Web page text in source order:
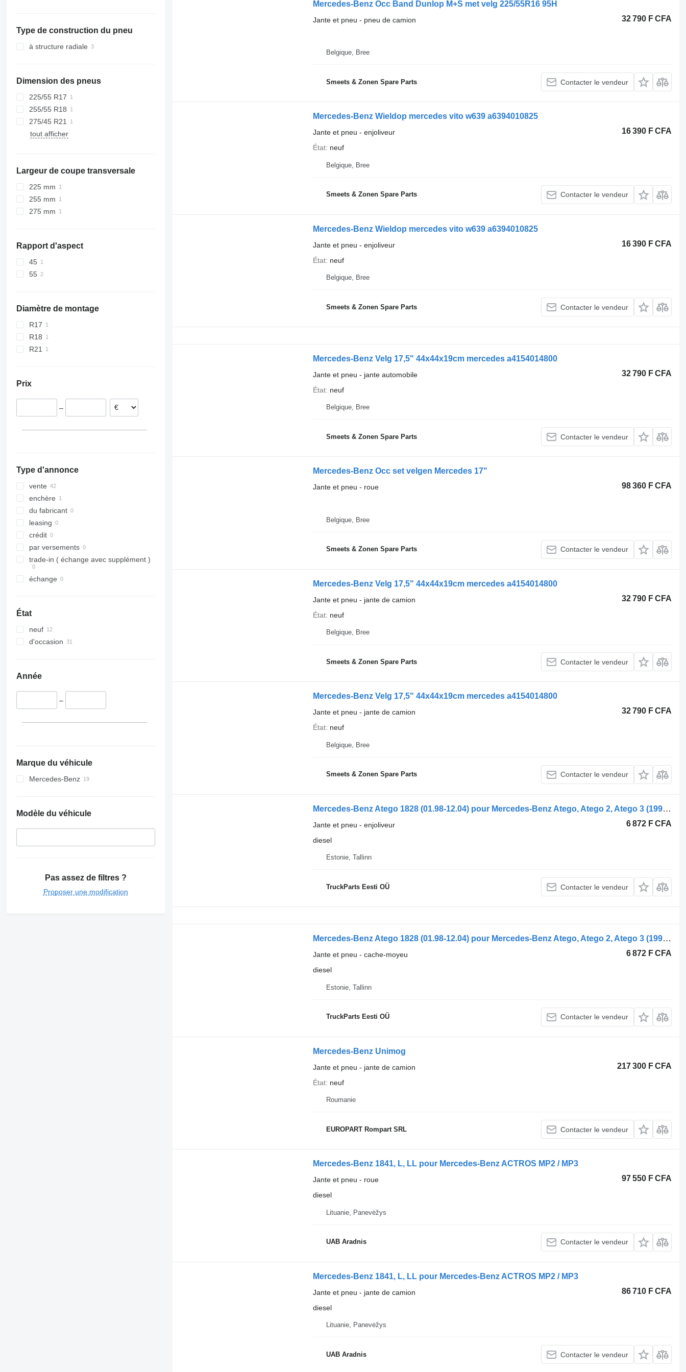
Vito Lituanie
Allemagne
Estonie
France
tout afficher
Type de construction du pneu
à structure radiale
Dimension des pneus
225/55 R17
255/55 R18
275/45 R21
tout afficher
Largeur de coupe transversale
225 mm
255 mm
275 mm
Rapport d'aspect
45
55
Diamètre de montage
R17
R18
R21
Prix
–
Type d'annonce
vente
enchère
du fabricant
leasing
crédit
par versements
trade-in ( échange avec supplément )
échange
État
neuf
d'occasion
Année
–
Marque du véhicule
Mercedes-Benz
Modèle du véhicule
Pas assez de filtres ?
Proposer une modification
Mercedes-Benz Occ Band Dunlop M+S met velg 225/55R16 95H
32 790 F CFA
Jante et pneu - pneu de camion
Belgique, Bree
Smeets & Zonen Spare Parts Contacter le vendeur
Mercedes-Benz Wieldop mercedes vito w639 a6394010825
16 390 F CFA
Jante et pneu - enjoliveur
État neuf
Belgique, Bree
Smeets & Zonen Spare Parts Contacter le vendeur
Mercedes-Benz Wieldop mercedes vito w639 a6394010825
16 390 F CFA
Jante et pneu - enjoliveur
État neuf
Belgique, Bree
Smeets & Zonen Spare Parts Contacter le vendeur
Mercedes-Benz Velg 17,5" 44x44x19cm mercedes a4154014800
32 790 F CFA
Jante et pneu - jante automobile
État neuf
Belgique, Bree
Smeets & Zonen Spare Parts Contacter le vendeur
Mercedes-Benz Occ set velgen Mercedes 17"
98 360 F CFA
Jante et pneu - roue
Belgique, Bree
Smeets & Zonen Spare Parts Contacter le vendeur
Mercedes-Benz Velg 17,5" 44x44x19cm mercedes a4154014800
32 790 F CFA
Jante et pneu - jante de camion
État neuf
Belgique, Bree
Smeets & Zonen Spare Parts Contacter le vendeur
Mercedes-Benz Velg 17,5" 44x44x19cm mercedes a4154014800
32 790 F CFA
Jante et pneu - jante de camion
État neuf
Belgique, Bree
Smeets & Zonen Spare Parts Contacter le vendeur
Mercedes-Benz Atego 1828 (01.98-12.04) pour Mercedes-Benz Atego, Atego 2, Atego 3 (1996-)
6 872 F CFA
Jante et pneu - enjoliveur
diesel
Estonie, Tallinn
TruckParts Eesti OÜ Contacter le vendeur
Mercedes-Benz Atego 1828 (01.98-12.04) pour Mercedes-Benz Atego, Atego 2, Atego 3 (1996-)
6 872 F CFA
Jante et pneu - cache-moyeu
diesel
Estonie, Tallinn
TruckParts Eesti OÜ Contacter le vendeur
Mercedes-Benz Unimog
217 300 F CFA
Jante et pneu - jante de camion
État neuf
Roumanie
EUROPART Rompart SRL Contacter le vendeur
Mercedes-Benz 1841, L, LL pour Mercedes-Benz ACTROS MP2 / MP3
97 550 F CFA
Jante et pneu - roue
diesel
Lituanie, Panevėžys
UAB Aradnis Contacter le vendeur
Mercedes-Benz 1841, L, LL pour Mercedes-Benz ACTROS MP2 / MP3
86 710 F CFA
Jante et pneu - jante de camion
diesel
Lituanie, Panevėžys
UAB Aradnis Contacter le vendeur